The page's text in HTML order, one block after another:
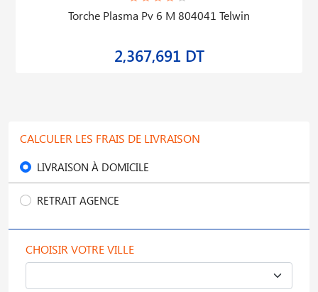
Torche Plasma Pv 6 M 804041 Telwin
2,367,691 DT
CALCULER LES FRAIS DE LIVRAISON
LIVRAISON À DOMICILE
RETRAIT AGENCE
CHOISIR VOTRE VILLE